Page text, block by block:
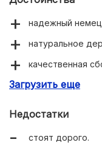
надежный
натуральное
качественная
стильный дизайн;
Загрузить еще
Недостатки
стоят дорого.